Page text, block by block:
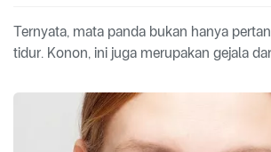
Ternyata, mata panda bukan hanya
tidur. Konon, ini juga merupakan gejala